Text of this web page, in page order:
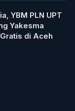
YBM PLN UPT
Yakesma
di Aceh